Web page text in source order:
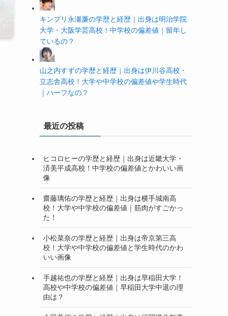
キンプリ永瀬廉の学歴と経歴｜出身は明治学院
大学・大阪学芸高校！中学校の偏差値｜留年し
ているの？
山之内すずの学歴と経歴｜出身は伊川谷高校・
立志舎高校！大学や中学校の偏差値や学生時代
｜ハーフなの？
最近の投稿
ヒコロヒーの学歴と経歴｜出身は近畿大学・
済美平成高校！中学校の偏差値とかわいい画
像
齋藤璃佑の学歴と経歴｜出身は横手城南高
校！大学や中学校の偏差値｜筋肉がすごかっ
た！
小松菜奈の学歴と経歴｜出身は帝京第三高
校！大学や中学校の偏差値と学生時代のかわ
いい画像
手越祐也の学歴と経歴｜出身は早稲田大学！
高校や中学校の偏差値｜早稲田大学中退の理
由は？